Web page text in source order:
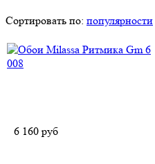
Сортировать по: популярности
6 160 руб